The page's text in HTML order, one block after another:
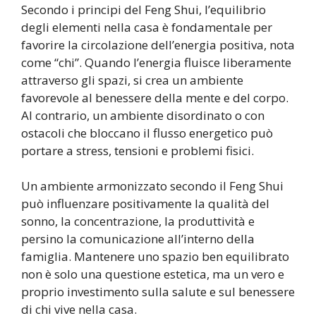
Secondo i principi del Feng Shui, l’equilibrio
degli elementi nella casa è fondamentale per
favorire la circolazione dell’energia positiva, nota
come “chi”. Quando l’energia fluisce liberamente
attraverso gli spazi, si crea un ambiente
favorevole al benessere della mente e del corpo.
Al contrario, un ambiente disordinato o con
ostacoli che bloccano il flusso energetico può
portare a stress, tensioni e problemi fisici.
Un ambiente armonizzato secondo il Feng Shui
può influenzare positivamente la qualità del
sonno, la concentrazione, la produttività e
persino la comunicazione all’interno della
famiglia. Mantenere uno spazio ben equilibrato
non è solo una questione estetica, ma un vero e
proprio investimento sulla salute e sul benessere
di chi vive nella casa.